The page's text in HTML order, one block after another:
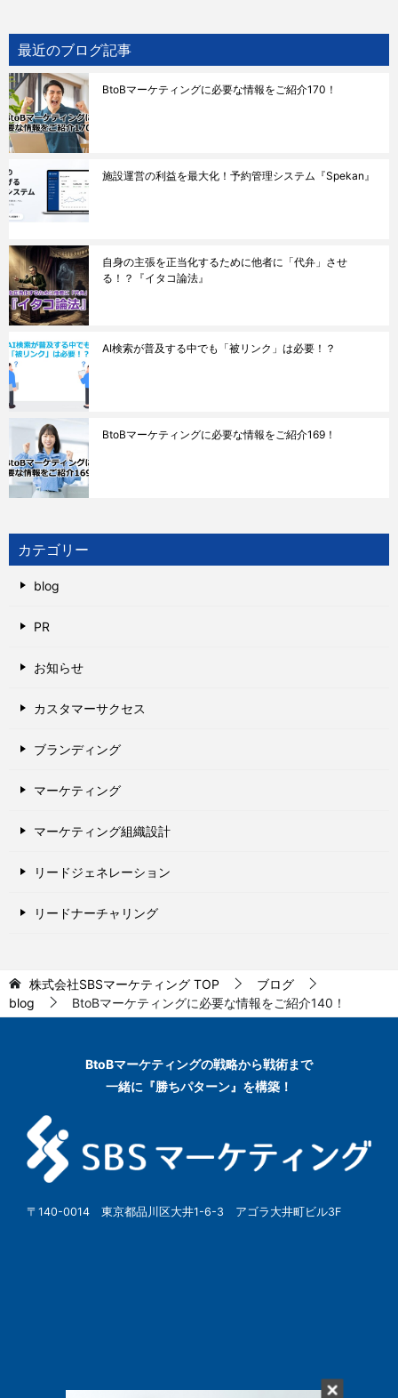
ョ
ン
最近のブログ記事
BtoBマーケティングに必要な情報をご紹介170！
施設運営の利益を最大化！予約管理システム『Spekan』
自身の主張を正当化するために他者に「代弁」させ
る！？『イタコ論法』
AI検索が普及する中でも「被リンク」は必要！？
BtoBマーケティングに必要な情報をご紹介169！
カテゴリー
blog
PR
お知らせ
カスタマーサクセス
ブランディング
マーケティング
マーケティング組織設計
リードジェネレーション
リードナーチャリング
株式会社SBSマーケティング TOP
ブログ
blog
BtoBマーケティングに必要な情報をご紹介140！
BtoBマーケティングの戦略から戦術まで
一緒に『勝ちパターン』を構築！
〒140-0014 東京都品川区大井1-6-3 アゴラ大井町ビル3F